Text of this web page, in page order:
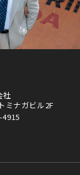
社
ミナガビル2F